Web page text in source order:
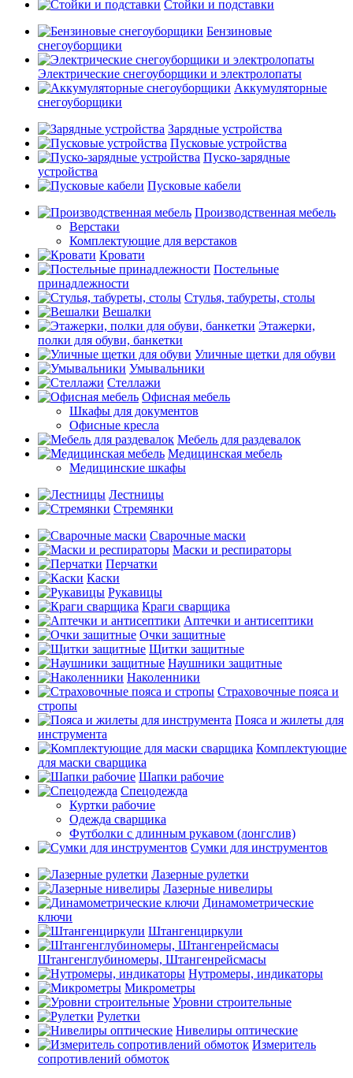
Стойки и подставки
Бензиновые
снегоуборщики
Электрические снегоуборщики и электролопаты
Аккумуляторные
снегоуборщики
Зарядные устройства
Пусковые устройства
Пуско-зарядные
устройства
Пусковые кабели
Производственная мебель
Верстаки
Комплектующие для верстаков
Кровати
Постельные
принадлежности
Стулья, табуреты, столы
Вешалки
Этажерки,
полки для обуви, банкетки
Уличные щетки для обуви
Умывальники
Стеллажи
Офисная мебель
Шкафы для документов
Офисные кресла
Мебель для раздевалок
Медицинская мебель
Медицинские шкафы
Лестницы
Стремянки
Сварочные маски
Маски и респираторы
Перчатки
Каски
Рукавицы
Краги сварщика
Аптечки и антисептики
Очки защитные
Щитки защитные
Наушники защитные
Наколенники
Страховочные пояса и
стропы
Пояса и жилеты для
инструмента
Комплектующие
для маски сварщика
Шапки рабочие
Спецодежда
Куртки рабочие
Одежда сварщика
Футболки с длинным рукавом (лонгслив)
Сумки для инструментов
Лазерные рулетки
Лазерные нивелиры
Динамометрические
ключи
Штангенциркули
Штангенглубиномеры, Штангенрейсмасы
Нутромеры, индикаторы
Микрометры
Уровни строительные
Рулетки
Нивелиры оптические
Измеритель
сопротивлений обмоток